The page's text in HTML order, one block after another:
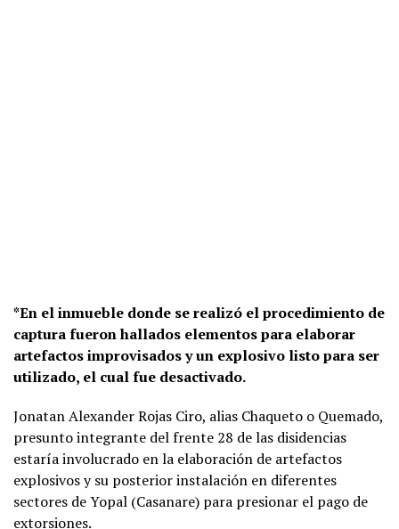
*En el inmueble donde se realizó el procedimiento de
captura fueron hallados elementos para elaborar
artefactos improvisados y un explosivo listo para ser
utilizado, el cual fue desactivado.
Jonatan Alexander Rojas Ciro, alias Chaqueto o Quemado,
presunto integrante del frente 28 de las disidencias
estaría involucrado en la elaboración de artefactos
explosivos y su posterior instalación en diferentes
sectores de Yopal (Casanare) para presionar el pago de
extorsiones.